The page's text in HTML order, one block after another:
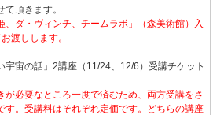
頂きます。
ダ・ヴィンチ、チームラボ」（森美術館）入
渡しします。
宙の話」2講座（11/24、12/6）受講チケット
必要なところ一度で済むため、両方受講をさ
す。受講料はそれぞれ定価です。どちらの講座